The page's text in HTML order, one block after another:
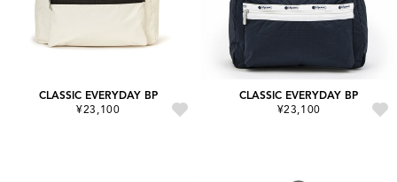
CLASSIC EVERYDAY BP
¥23,100
CLASSIC EVERYDAY BP
¥23,100